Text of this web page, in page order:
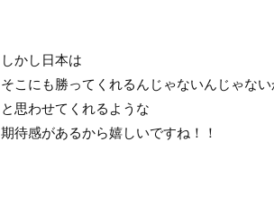
しかし日本は
そこにも勝ってくれるんじゃないんじゃない
と思わせてくれるような
期待感があるから嬉しいですね！！